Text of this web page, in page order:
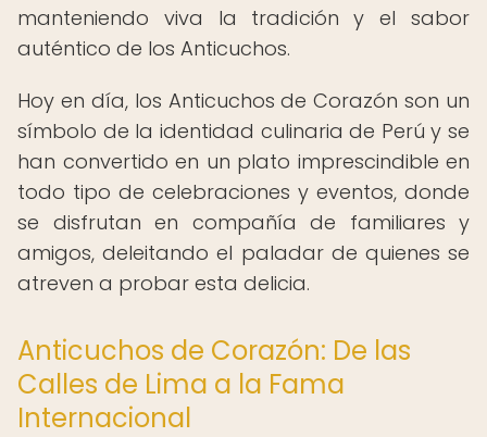
manteniendo viva la tradición y el sabor
auténtico de los Anticuchos.
Hoy en día, los Anticuchos de Corazón son un
símbolo de la identidad culinaria de Perú y se
han convertido en un plato imprescindible en
todo tipo de celebraciones y eventos, donde
se disfrutan en compañía de familiares y
amigos, deleitando el paladar de quienes se
atreven a probar esta delicia.
Anticuchos de Corazón: De las
Calles de Lima a la Fama
Internacional